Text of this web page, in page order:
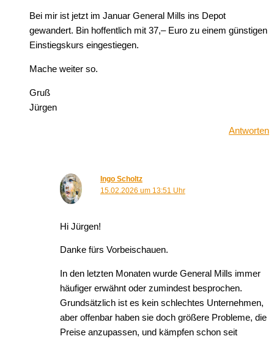
Bei mir ist jetzt im Januar General Mills ins Depot
gewandert. Bin hoffentlich mit 37,– Euro zu einem günstigen
Einstiegskurs eingestiegen.
Mache weiter so.
Gruß
Jürgen
Antworten
Ingo Scholtz
15.02.2026 um 13:51 Uhr
Hi Jürgen!
Danke fürs Vorbeischauen.
In den letzten Monaten wurde General Mills immer
häufiger erwähnt oder zumindest besprochen.
Grundsätzlich ist es kein schlechtes Unternehmen,
aber offenbar haben sie doch größere Probleme, die
Preise anzupassen, und kämpfen schon seit